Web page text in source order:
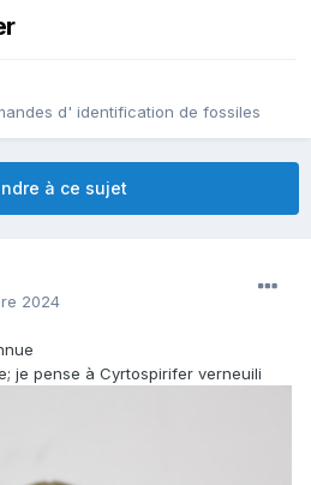
d' identification de fossiles
à ce sujet
2024
je pense à Cyrtospirifer verneuili